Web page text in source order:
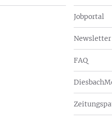
Jobportal
Newsletter
FAQ